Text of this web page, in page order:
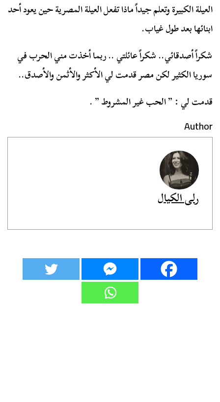
العيلة الكبيرة وتعلم جيداً ماذا تفعل العيلة المصرية حين يعود أحد
ابنائها بعد طول غياب.
شكراً أصدقائي.. شكراً عائلتي .. ربما أخذت مني الحرب في
سوريا الكثير لكن مصر قدمت لي الأكثر والأثمن والأصدق..
قدمت لي : ” الحب غير المشروط ” .
Author
رلى الكيال